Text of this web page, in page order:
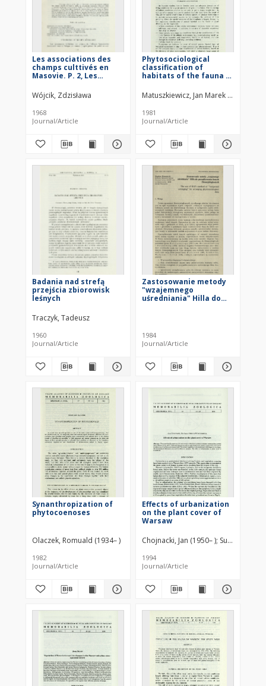
Les associations des
champs culttivés en
Masovie. P. 2, Les
chaumes de ľalliance
Nanocyperion
flavescentis
Wójcik, Zdzisława
1968
Journal/Article
Phytosociological
classification of
habitats of the fauna of
Matuszkiewicz, Jan Marek (1946– )
1981
Journal/Article
Badania nad strefą
przejścia zbiorowisk
leśnych
Traczyk, Tadeusz
1960
Journal/Article
Zastosowanie metody
"wzajemnego
uśredniania" Hilla do
1984
Journal/Article
Synanthropization of
phytocoenoses
Olaczek, Romuald (1934– )
1982
Journal/Article
Effects of urbanization
on the plant cover of
Warsaw
Chojnacki, Jan (1950– ) Sudnik-
1994
Journal/Article